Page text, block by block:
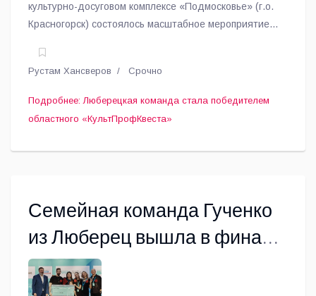
культурно-досуговом комплексе «Подмосковье» (г.о.
Красногорск) состоялось масштабное мероприятие,
Рустам Хансверов Срочно
Подробнее: Люберецкая команда стала победителем
областного «КультПрофКвеста»
Семейная команда Гученко
из Люберец вышла в финал
конкурса «Это у нас